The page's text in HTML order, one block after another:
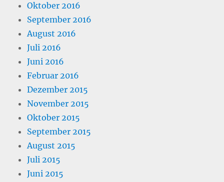
Oktober 2016
September 2016
August 2016
Juli 2016
Juni 2016
Februar 2016
Dezember 2015
November 2015
Oktober 2015
September 2015
August 2015
Juli 2015
Juni 2015